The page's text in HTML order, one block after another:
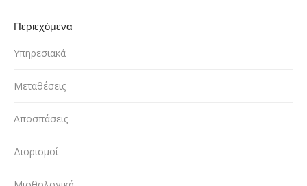
Περιεχόμενα
Υπηρεσιακά
Μεταθέσεις
Αποσπάσεις
Διορισμοί